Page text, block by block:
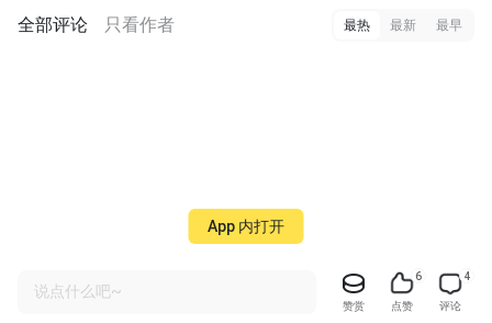
全部评论 只看作者 最热 最新 最早
说点什么吧~
赞赏
6
点赞
4
评论
App 内打开